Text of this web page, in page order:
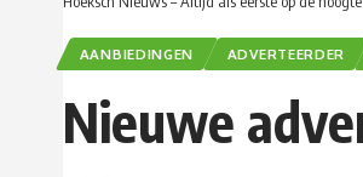
AANBIEDINGEN ADVERTEERDER
Nieuwe